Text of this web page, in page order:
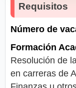
Requisitos
Número de
Formación
Resolución de
en carreras de